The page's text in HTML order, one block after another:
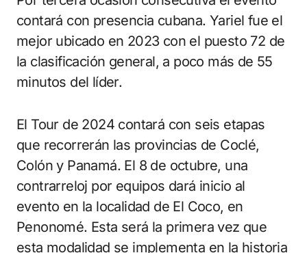
contará con presencia cubana. Yariel fue el
mejor ubicado en 2023 con el puesto 72 de
la clasificación general, a poco más de 55
minutos del líder.
El Tour de 2024 contará con seis etapas
que recorrerán las provincias de Coclé,
Colón y Panamá. El 8 de octubre, una
contrarreloj por equipos dará inicio al
evento en la localidad de El Coco, en
Penonomé. Esta será la primera vez que
esta modalidad se implementa en la historia